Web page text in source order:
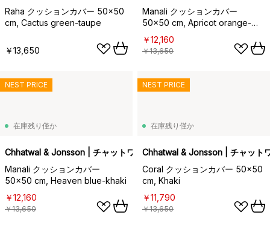
Raha クッションカバー 50x50
cm, Cactus green-taupe
￥13,650
Manali クッションカバー
50x50 cm, Apricot orange-
cactus green
￥12,160
￥13,650
在庫残り僅か
Chhatwal & Jonsson | チャットワル＆ヨンソン
Manali クッションカバー
50x50 cm, Heaven blue-khaki
￥12,160
￥13,650
NEST PRICE
在庫残り僅か
Chhatwal & Jonsson | チャット
Coral クッションカバー 50x50
cm, Khaki
￥11,790
￥13,650
NEST PRICE